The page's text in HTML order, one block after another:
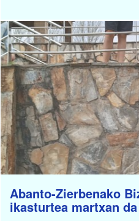
Abanto-Zierbenako
ikasturtea martxan da